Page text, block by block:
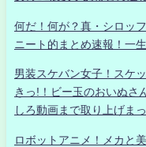
何だ！何が？真・シロ
ニート的まとめ速報！一
男装スケバン女子！スケ
きっ!！ビー玉のおいぬ
しろ動画まで取り上げま
ロボットアニメ！メカと